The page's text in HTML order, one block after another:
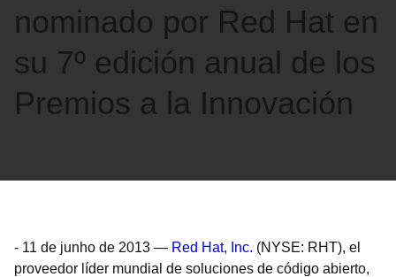
nominado por Red Hat en
su 7º edición anual de los
Premios a la Innovación
- 11 de junho de 2013 — Red Hat, Inc. (NYSE: RHT), el
proveedor líder mundial de soluciones de código abierto,